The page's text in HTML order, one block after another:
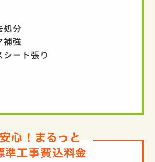
処分
補強
シート張り
安心！まるっと
準工事費込料金